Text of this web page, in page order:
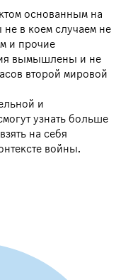
основанным на
в коем случаем не
и прочие
вымышлены и не
второй мировой
и
узнать больше
на себя
войны.